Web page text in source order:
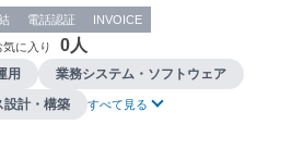
電話認証 INVOICE
気に入り 0人
用
業務システム・ソフトウェア
設計・構築 すべて見る